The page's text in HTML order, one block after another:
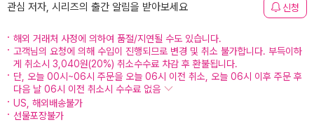
관심 저자, 시리즈의 출간 알림을 받아보세요 신청
해외 거래처 사정에 의하여 품절/지연될 수도 있습니다.
고객님의 요청에 의해 수입이 진행되므로 변경 및 취소 불가합니다. 부득이하
게 취소시 3,040원(20%) 취소수수료 차감 후 환불됩니다.
단, 오늘 00시~06시 주문을 오늘 06시 이전 취소, 오늘 06시 이후 주문 후
다음 날 06시 이전 취소시 수수료 없음
US, 해외배송불가
선물포장불가